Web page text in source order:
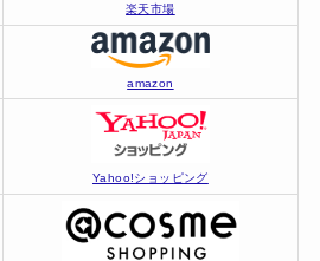
楽天市場
amazon
Yahoo!ショッピング